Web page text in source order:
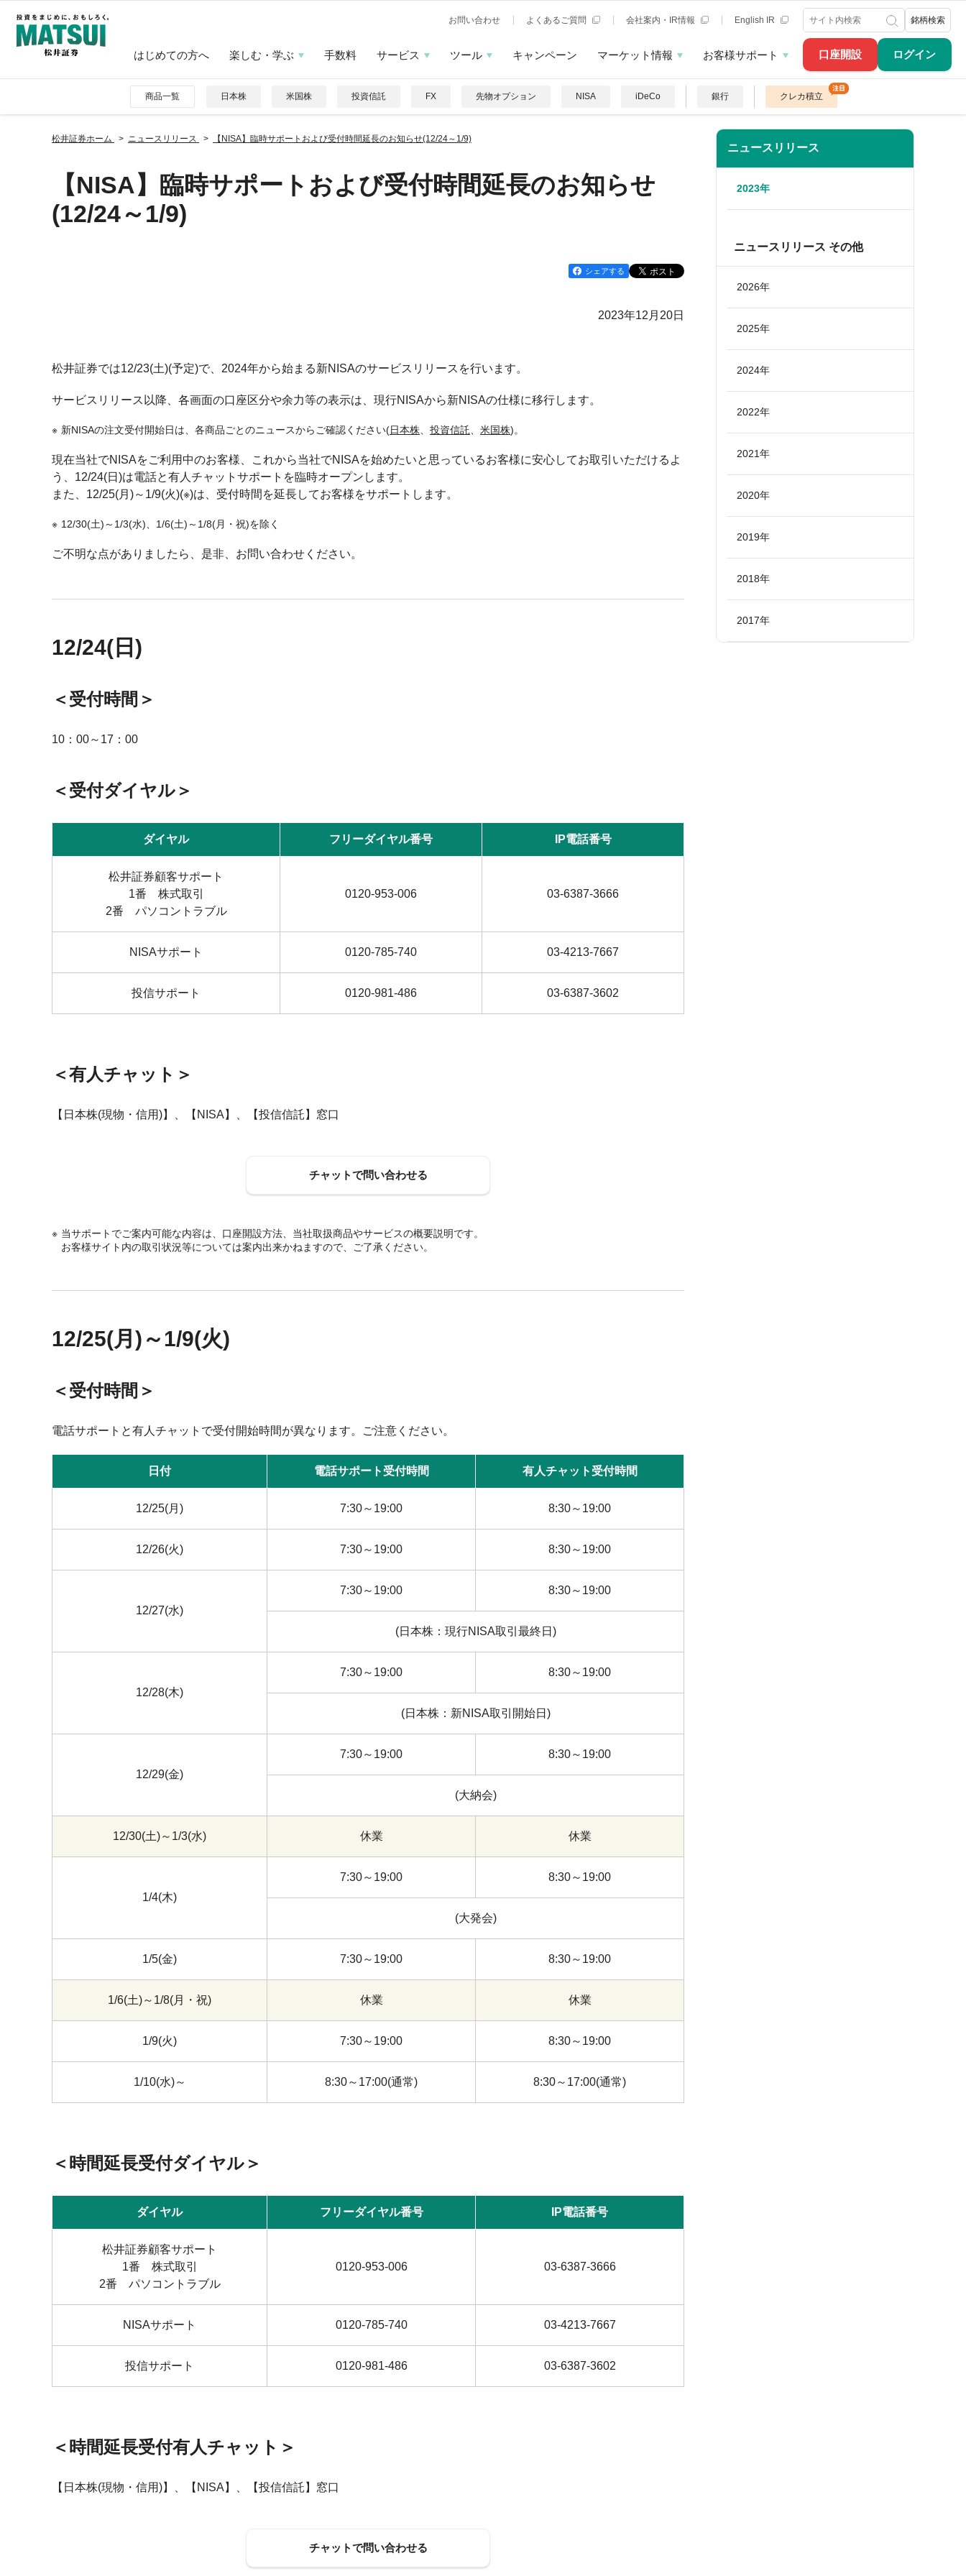
口座開設 ログイン
お問い合わせ よくあるご質問 会社案内・IR情報 English IR 銘柄検索
はじめての方へ 楽しむ・学ぶ 手数料 サービス ツール キャンペーン マーケット情報 お客様サポート
商品一覧 日本株 米国株 投資信託 FX 先物オプション NISA iDeCo 銀行 クレカ積立
松井証券ホーム ニュースリリース 【NISA】臨時サポートおよび受付時間延長のお知らせ(12/24～1/9)
【NISA】臨時サポートおよび受付時間延長のお知らせ
(12/24～1/9)
シェアする
2023年12月20日
松井証券では12/23(土)(予定)で、2024年から始まる新NISAのサービスリリースを行います。
サービスリリース以降、各画面の口座区分や余力等の表示は、現行NISAから新NISAの仕様に移行します。
新NISAの注文受付開始日は、各商品ごとのニュースからご確認ください(日本株 投資信託 米国株)。
現在当社でNISAをご利用中のお客様、これから当社でNISAを始めたいと思っているお客様に安心してお取引いただけるよ
う、12/24(日)は電話と有人チャットサポートを臨時オープンします。
また、12/25(月)～1/9(火)(※)は、受付時間を延長してお客様をサポートします。
12/30(土)～1/3(水)、1/6(土)～1/8(月・祝)を除く
ご不明な点がありましたら、是非、お問い合わせください。
12/24(日)
＜受付時間＞
10：00～17：00
＜受付ダイヤル＞
ダイヤル フリーダイヤル番号 IP電話番号
松井証券顧客サポート
1番 株式取引
2番 パソコントラブル
0120-953-006 03-6387-3666
NISAサポート 0120-785-740 03-4213-7667
投信サポート 0120-981-486 03-6387-3602
＜有人チャット＞
【日本株(現物・信用)】、【NISA】、【投信信託】窓口
チャットで問い合わせる
当サポートでご案内可能な内容は、口座開設方法、当社取扱商品やサービスの概要説明です。
お客様サイト内の取引状況等については案内出来かねますので、ご了承ください。
12/25(月)～1/9(火)
＜受付時間＞
電話サポートと有人チャットで受付開始時間が異なります。ご注意ください。
日付 電話サポート受付時間 有人チャット受付時間
12/25(月) 7:30～19:00 8:30～19:00
12/26(火) 7:30～19:00 8:30～19:00
12/27(水)
7:30～19:00 8:30～19:00
(日本株：現行NISA取引最終日)
12/28(木)
7:30～19:00 8:30～19:00
(日本株：新NISA取引開始日)
12/29(金)
7:30～19:00 8:30～19:00
(大納会)
12/30(土)～1/3(水) 休業 休業
1/4(木)
7:30～19:00 8:30～19:00
(大発会)
1/5(金) 7:30～19:00 8:30～19:00
1/6(土)～1/8(月・祝) 休業 休業
1/9(火) 7:30～19:00 8:30～19:00
1/10(水)～ 8:30～17:00(通常) 8:30～17:00(通常)
＜時間延長受付ダイヤル＞
ダイヤル フリーダイヤル番号 IP電話番号
松井証券顧客サポート
1番 株式取引
2番 パソコントラブル
0120-953-006 03-6387-3666
NISAサポート 0120-785-740 03-4213-7667
投信サポート 0120-981-486 03-6387-3602
＜時間延長受付有人チャット＞
【日本株(現物・信用)】、【NISA】、【投信信託】窓口
チャットで問い合わせる
ニュースリリース
2023年
ニュースリリース その他
2026年
2025年
2024年
2022年
2021年
2020年
2019年
2018年
2017年